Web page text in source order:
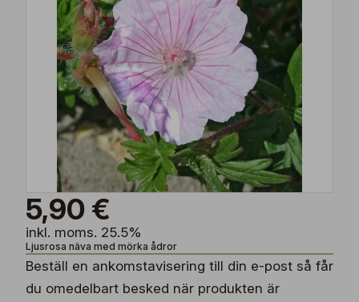
5,90 €
inkl. moms. 25.5%
Ljusrosa näva med mörka ådror
Beställ en ankomstavisering till din e-post så får
du omedelbart besked när produkten är